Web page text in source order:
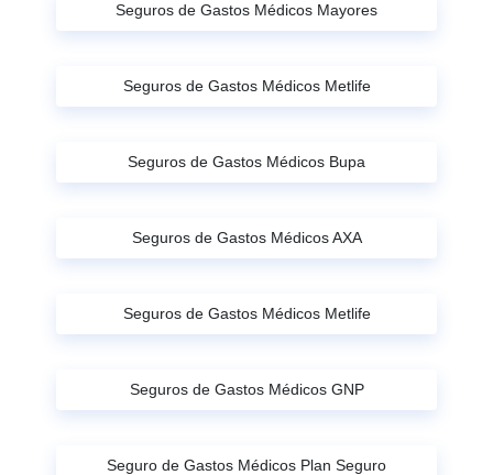
Seguros de Gastos Médicos Mayores
Seguros de Gastos Médicos Metlife
Seguros de Gastos Médicos Bupa
Seguros de Gastos Médicos AXA
Seguros de Gastos Médicos Metlife
Seguros de Gastos Médicos GNP
Seguro de Gastos Médicos Plan Seguro